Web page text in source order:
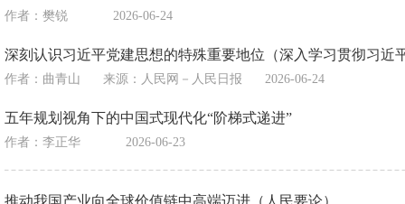
作者：樊锐 2026-06-24
深刻认识习近平党建思想的特殊重要地位（深入学习贯彻习
作者：曲青山 来源： 人民网－人民日报 2026-06-24
五年规划视角下的中国式现代化“阶梯式递进”
作者：李正华 2026-06-23
推动我国产业向全球价值链中高端迈进（人民要论）